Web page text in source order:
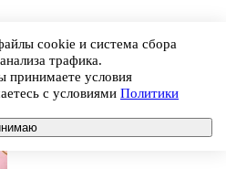
керри 7ЦВЕТОВ-Декор могут
сайте.
cookie и система сбора
трафика.
принимаете условия
с условиями Политики